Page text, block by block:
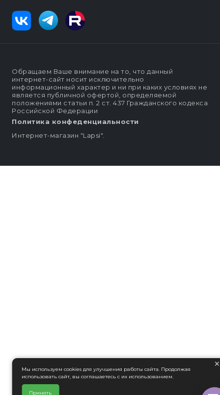
Обращаем Ваше внимание на то, что данный
интернет-сайт носит исключительно
информационный характер и ни при каких условиях не
является публичной офертой, определяемой
положениями статьи п. 2 ст. 437 Гражданского кодекса
Российской Федерации
Политика конфеденциальности
Интернет-магазин "Lapsi".
×
Мы используем cookies для улучшения работы сайта. Продолжая
использовать сайт, вы соглашаетесь с их использованием.
Принять